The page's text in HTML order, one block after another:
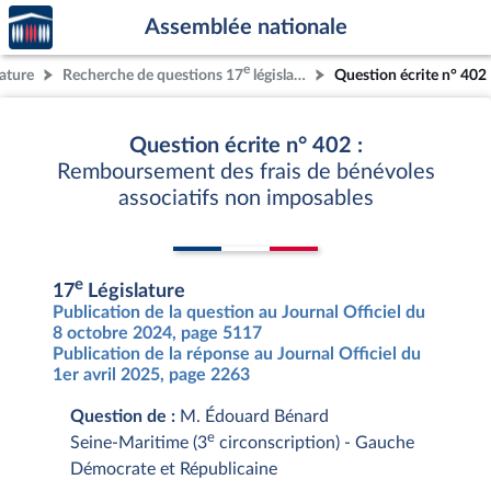
Aller au contenu
Aller en bas de la page
Accèder
à la
page
d'accueil
Assemblée nationale
Recherche de questions 17e législature Question écrite n° 402
Question écrite n° 402 :
Remboursement des frais de bénévoles
associatifs non imposables
17e Législature
Publication de la question au Journal Officiel du
8 octobre 2024, page 5117
Publication de la réponse au Journal Officiel du
1er avril 2025, page 2263
Question de : M. Édouard Bénard
Seine-Maritime (3e circonscription) - Gauche
Démocrate et Républicaine